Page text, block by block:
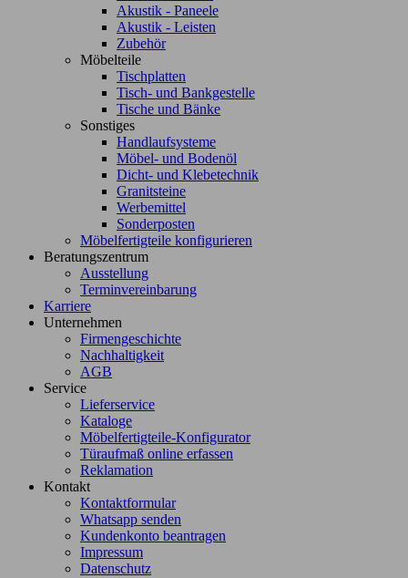
Akustik - Paneele
Akustik - Leisten
Zubehör
Möbelteile
Tischplatten
Tisch- und Bankgestelle
Tische und Bänke
Sonstiges
Handlaufsysteme
Möbel- und Bodenöl
Dicht- und Klebetechnik
Granitsteine
Werbemittel
Sonderposten
Möbelfertigteile konfigurieren
Beratungszentrum
Ausstellung
Terminvereinbarung
Karriere
Unternehmen
Firmengeschichte
Nachhaltigkeit
AGB
Service
Lieferservice
Kataloge
Möbelfertigteile-Konfigurator
Türaufmaß online erfassen
Reklamation
Kontakt
Kontaktformular
Whatsapp senden
Kundenkonto beantragen
Impressum
Datenschutz